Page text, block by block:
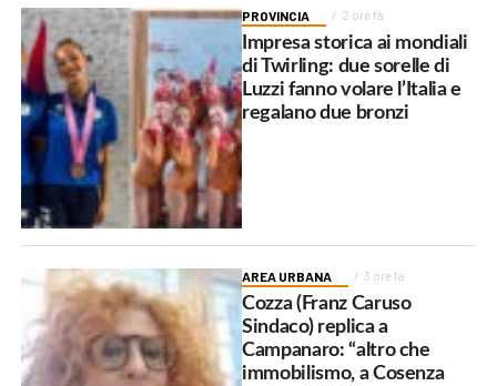
PROVINCIA 2 ore fa
Impresa storica ai mondiali
di Twirling: due sorelle di
Luzzi fanno volare l’Italia e
regalano due bronzi
AREA URBANA 3 ore fa
Cozza (Franz Caruso
Sindaco) replica a
Campanaro: “altro che
immobilismo, a Cosenza